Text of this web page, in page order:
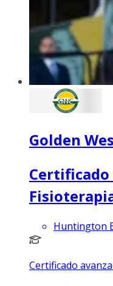
Golden
Certificado
Huntington
Certificado